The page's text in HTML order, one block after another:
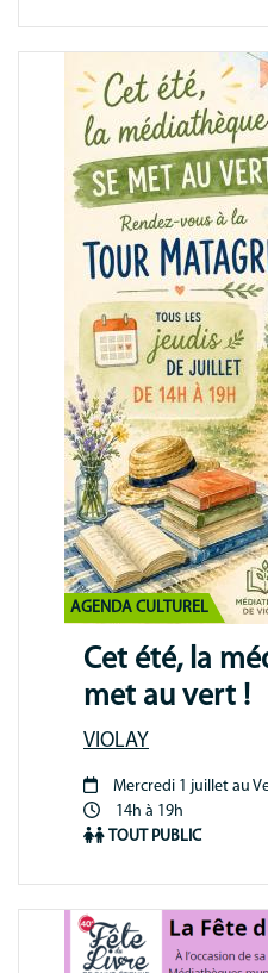
AGENDA CULTUREL
Cet été, la
met au vert !
VIOLAY
Période
animation
Mercredi 1 juillet au
14h à 19h
TOUT PUBLIC